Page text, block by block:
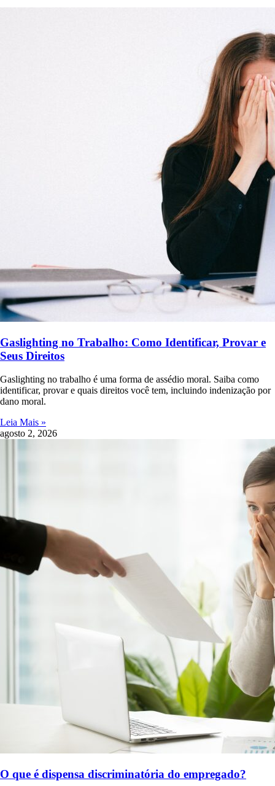
Gaslighting no Trabalho: Como Identificar, Provar e
Seus Direitos
Gaslighting no trabalho é uma forma de assédio moral. Saiba como
identificar, provar e quais direitos você tem, incluindo indenização por
dano moral.
Leia Mais »
agosto 2, 2026
O que é dispensa discriminatória do empregado?